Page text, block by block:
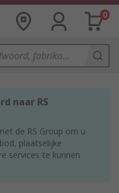
0
naar RS
de RS Group om u
plaatselijke
services te kunnen